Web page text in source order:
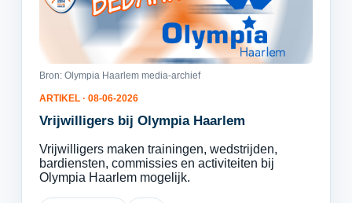
Bron: Olympia Haarlem media-archief
ARTIKEL · 08-06-2026
Vrijwilligers bij Olympia Haarlem
Vrijwilligers maken trainingen, wedstrijden,
bardiensten, commissies en activiteiten bij
Olympia Haarlem mogelijk.